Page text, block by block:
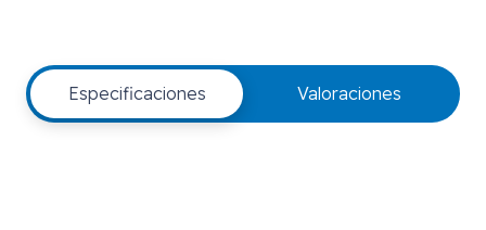
Especificaciones Valoraciones